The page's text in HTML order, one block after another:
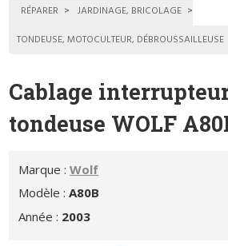
RÉPARER
JARDINAGE, BRICOLAGE
TONDEUSE, MOTOCULTEUR, DÉBROUSSAILLEUSE
Cablage
tondeuse WOLF
Marque :Wolf
Modèle :A80B
Année : 2003